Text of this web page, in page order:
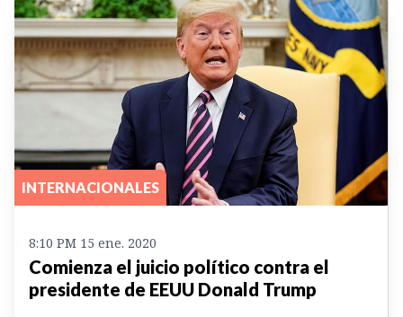
INTERNACIONALES
8:10 PM 15 ene. 2020
Comienza el juicio político contra el
presidente de EEUU Donald Trump